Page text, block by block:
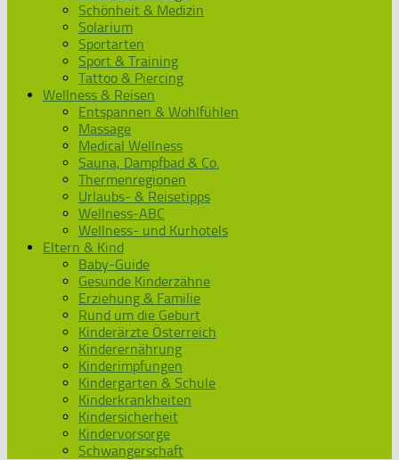
Schönheit & Medizin
Solarium
Sportarten
Sport & Training
Tattoo & Piercing
Wellness & Reisen
Entspannen & Wohlfühlen
Massage
Medical Wellness
Sauna, Dampfbad & Co.
Thermenregionen
Urlaubs- & Reisetipps
Wellness-ABC
Wellness- und Kurhotels
Eltern & Kind
Baby-Guide
Gesunde Kinderzähne
Erziehung & Familie
Rund um die Geburt
Kinderärzte Österreich
Kinderernährung
Kinderimpfungen
Kindergarten & Schule
Kinderkrankheiten
Kindersicherheit
Kindervorsorge
Schwangerschaft